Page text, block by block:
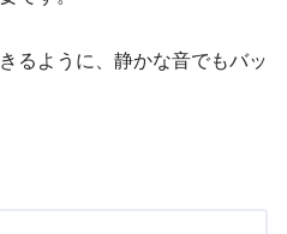
るように、静かな音でもバッ